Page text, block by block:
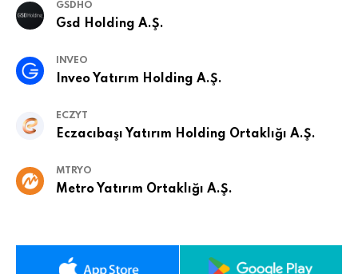
GSDHO
Gsd Holding A.Ş.
INVEO
Inveo Yatırım Holding A.Ş.
ECZYT
Eczacıbaşı Yatırım Holding Ortaklığı A.Ş.
MTRYO
Metro Yatırım Ortaklığı A.Ş.